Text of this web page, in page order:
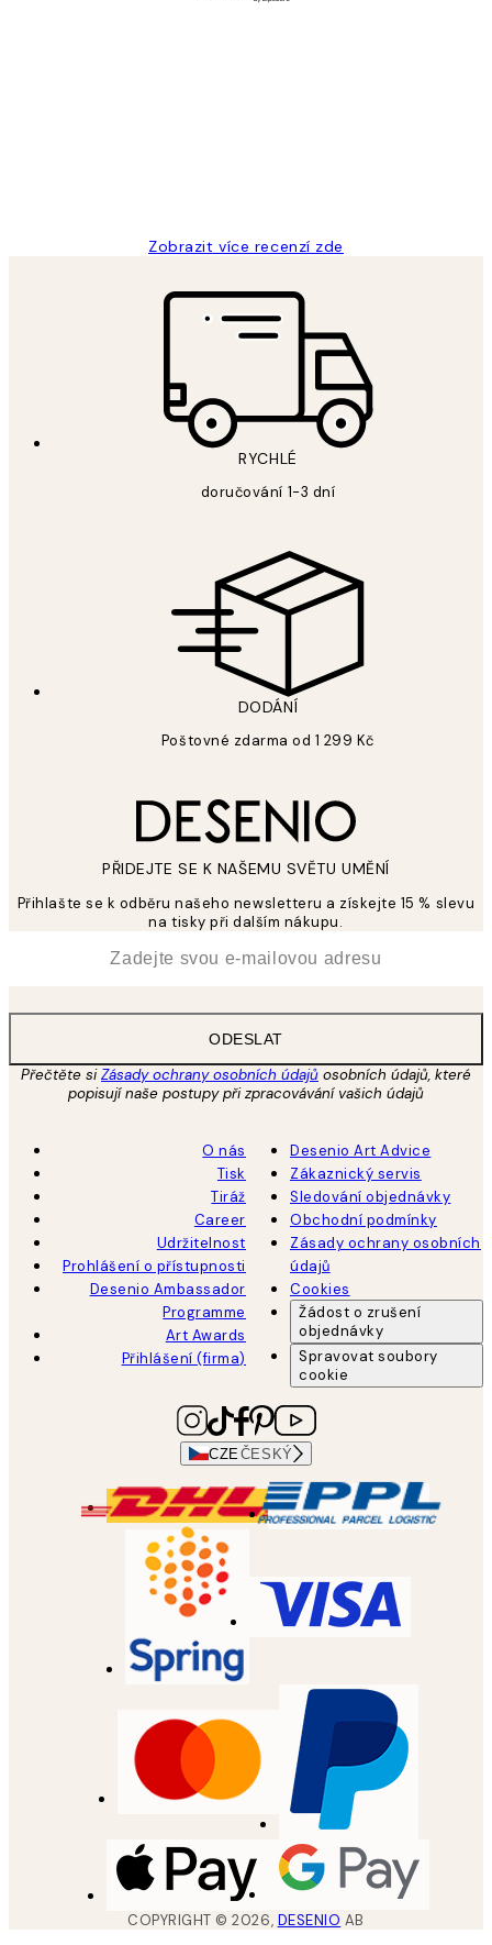
Zobrazit více recenzí zde
RYCHLÉ
doručování 1-3 dní
DODÁNÍ
Poštovné zdarma od 1 299 Kč
PŘIDEJTE SE K NAŠEMU SVĚTU UMĚNÍ
Přihlašte se k odběru našeho newsletteru a získejte 15 % slevu
na tisky při dalším nákupu.
ODESLAT
Přečtěte siZásady ochrany osobních údajů osobních údajů, které
popisují naše postupy při zpracovávání vašich údajů
O nás
Tisk
Tiráž
Career
Udržitelnost
Prohlášení o přístupnosti
Desenio Ambassador
Programme
Art Awards
Přihlášení (firma)
Desenio Art Advice
Zákaznický servis
Sledování objednávky
Obchodní podmínky
Zásady ochrany osobních
údajů
Cookies
Žádost o zrušení
objednávky
Spravovat soubory
cookie
CZE ČESKÝ
COPYRIGHT ©2026, DESENIO AB